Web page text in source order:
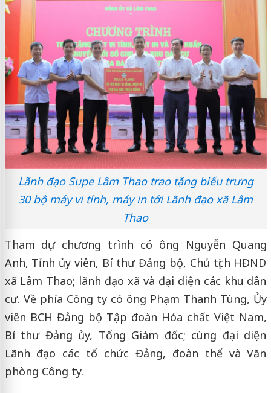
Lãnh đạo Supe Lâm Thao trao tặng biểu trưng
30 bộ máy vi tính, máy in tới Lãnh đạo xã Lâm
Thao
Tham dự chương trình có ông Nguyễn Quang
Anh, Tỉnh ủy viên, Bí thư Đảng bộ, Chủ tịch HĐND
xã Lâm Thao; lãnh đạo xã và đại diện các khu dân
cư. Về phía Công ty có ông Phạm Thanh Tùng, Ủy
viên BCH Đảng bộ Tập đoàn Hóa chất Việt Nam,
Bí thư Đảng ủy, Tổng Giám đốc; cùng đại diện
Lãnh đạo các tổ chức Đảng, đoàn thể và Văn
phòng Công ty.